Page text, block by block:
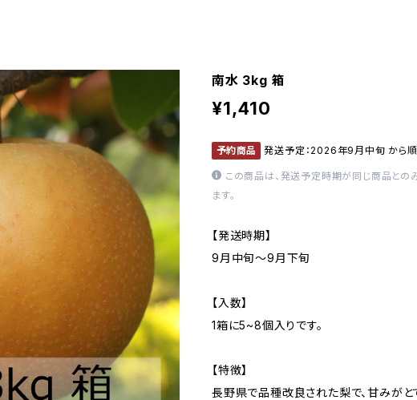
南水 3kg 箱
¥1,410
予約商品 発送予定：2026年9月中旬 から
この商品は、発送予定時期が同じ商品との
ます。
【発送時期】
9月中旬～9月下旬
【入数】
1箱に5~8個入りです。
【特徴】
長野県で品種改良された梨で、甘みが